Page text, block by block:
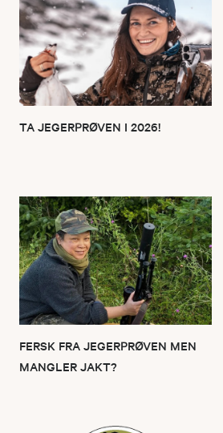
TA JEGERPRØVEN I 2026!
FERSK FRA JEGERPRØVEN MEN
MANGLER JAKT?